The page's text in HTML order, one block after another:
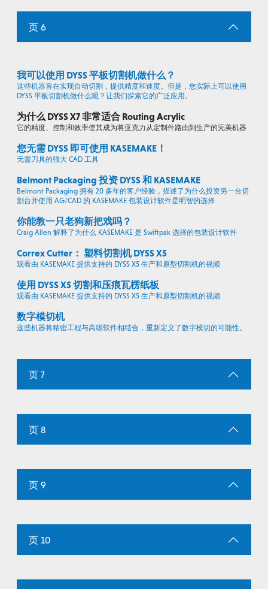
页 6
我可以使用 DYSS 平板切割机做什么？
这些机器旨在实现自动切割，提供精度和速度。但是，您实际上可以使用
DYSS 平板切割机做什么呢？让我们探索它的广泛应用。
为什么 DYSS X7 非常适合 Routing Acrylic
它的精度、控制和效率使其成为将亚克力从定制件路由到生产的完美机器
您无需 DYSS 即可使用 KASEMAKE！
无需刀具的强大 CAD 工具
Belmont Packaging 投资 DYSS 和 KASEMAKE
Belmont Packaging 拥有 20 多年的客户经验，描述了为什么投资另一台切
割台并使用 AG/CAD 的 KASEMAKE 包装设计软件是明智的选择
你能教一只老狗新把戏吗？
Craig Allen 解释了为什么 KASEMAKE 是 Swiftpak 选择的包装设计软件
Correx Cutter： 塑料切割机 DYSS X5
观看由 KASEMAKE 提供支持的 DYSS X5 生产和原型切割机的视频
使用 DYSS X5 切割和压痕瓦楞纸板
观看由 KASEMAKE 提供支持的 DYSS X5 生产和原型切割机的视频
数字模切机
这些机器将精密工程与高级软件相结合，重新定义了数字模切的可能性。
页 7
页 8
页 9
页 10